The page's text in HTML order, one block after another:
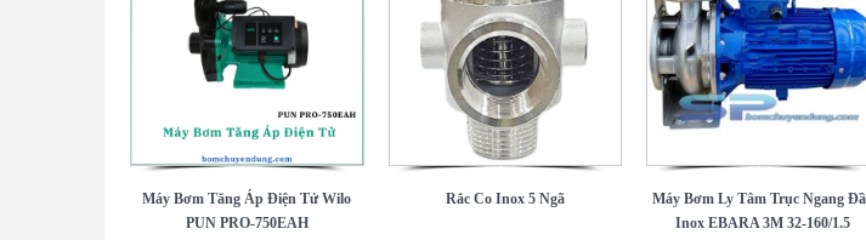
Máy Bơm Tăng Áp Điện Tử Wilo
PUN PRO-750EAH
Rắc Co Inox 5 Ngã
Máy Bơm Ly Tâm Trục Ngang
Inox EBARA 3M 32-160/1.5